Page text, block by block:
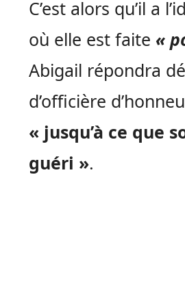
C’est alors qu’il a
où elle est faite «
Abigail répondra
d’officière
« jusqu’à ce que
guéri ».